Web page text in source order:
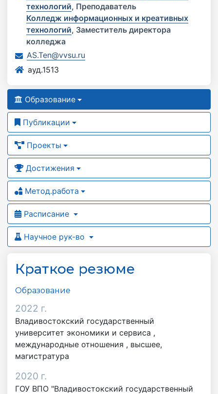
технологий, Преподаватель
Колледж информационных и креативных
технологий, Заместитель директора
колледжа
AS.Ten@vvsu.ru
ауд.1513
Образование
Публикации
Проекты
Достижения
Метод.работа
Расписание
Научное рук-во
Краткое резюме
Образование
2022 г.
Владивостокский государственный
университет экономики и сервиса ,
международные отношения , высшее,
магистратура
2020 г.
ГОУ ВПО "Владивостокский государственный